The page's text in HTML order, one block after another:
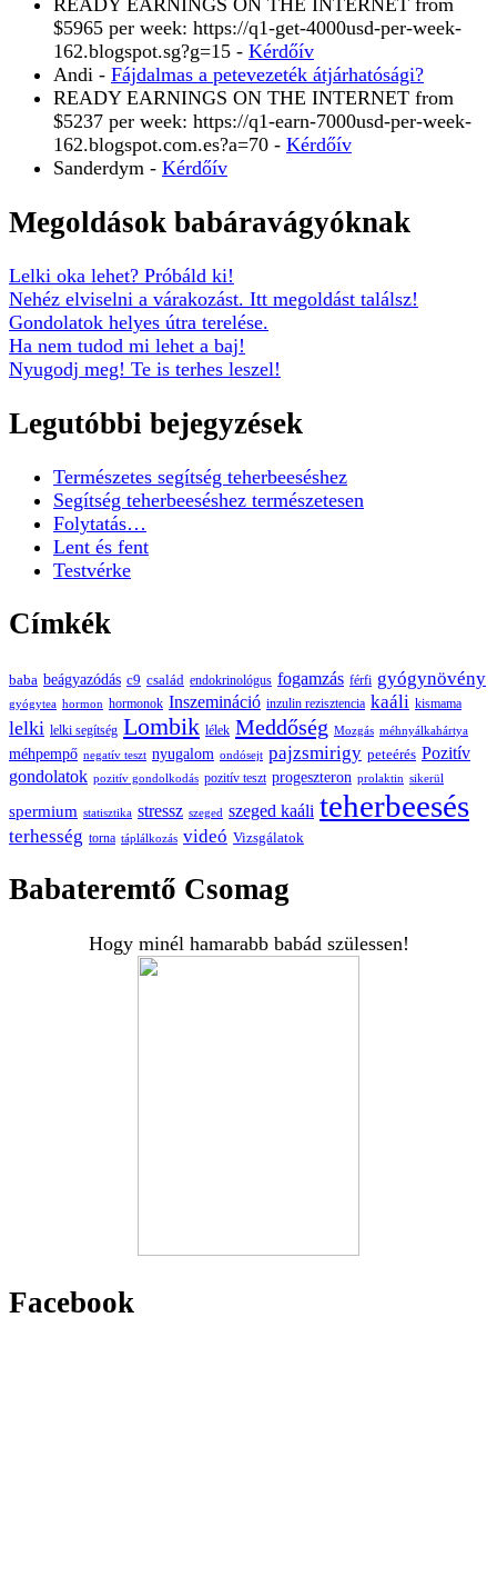
READY EARNINGS ON THE INTERNET from
$5965 per week: https://q1-get-4000usd-per-week-
162.blogspot.sg?g=15 - Kérdőív
Andi - Fájdalmas a petevezeték átjárhatósági?
READY EARNINGS ON THE INTERNET from
$5237 per week: https://q1-earn-7000usd-per-week-
162.blogspot.com.es?a=70 - Kérdőív
Sanderdym - Kérdőív
Megoldások babáravágyóknak
Lelki oka lehet? Próbáld ki!
Nehéz elviselni a várakozást. Itt megoldást találsz!
Gondolatok helyes útra terelése.
Ha nem tudod mi lehet a baj!
Nyugodj meg! Te is terhes leszel!
Legutóbbi bejegyzések
Természetes segítség teherbeeséshez
Segítség teherbeeséshez természetesen
Folytatás…
Lent és fent
Testvérke
Címkék
baba beágyazódás c9 család endokrinológus fogamzás férfi gyógynövény
gyógytea hormon hormonok Inszemináció inzulin rezisztencia kaáli kismama
lelki lelki segítség Lombik lélek Meddőség Mozgás méhnyálkahártya
méhpempő negatív teszt nyugalom ondósejt pajzsmirigy peteérés Pozitív
gondolatok pozitív gondolkodás pozitív teszt progeszteron prolaktin sikerül
spermium statisztika stressz szeged szeged kaáli teherbeesés
terhesség torna táplálkozás videó Vizsgálatok
Babateremtő Csomag
Hogy minél hamarabb babád szülessen!
Facebook